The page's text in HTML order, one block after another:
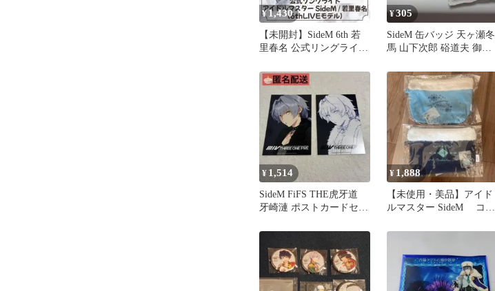
¥ 1,430
【未開封】SideM 6th 若
里春名 公式リングライト
¥305
SideM 缶バッジ 天ヶ瀬冬
馬 山下次郎 硲道夫 御手
¥ 1,514
SideM FiFS THE虎牙道
牙崎漣 ポストカードセッ
¥ 1,888
【未使用・美品】アイド
ルマスター SideM コー